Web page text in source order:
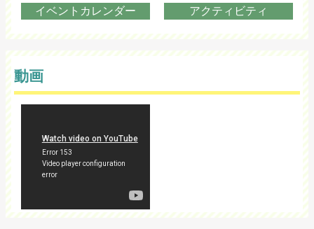
イベントカレンダー アクティビティ
動画